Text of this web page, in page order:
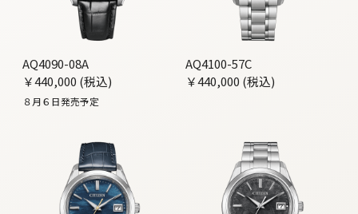
AQ4090-08A
￥440,000 (税込)
８月６日発売予定
AQ4100-57C
￥440,000 (税込)